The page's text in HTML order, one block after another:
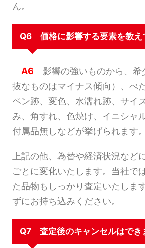
ん。
Q6 価格に影響する要素を教え
A6 影響の強いものから、希
抜なものはマイナス傾向）、べ
ペン跡、変色、水濡れ跡、サイ
み、角すれ、色焼け、イニシャ
付属品無しなどが挙げられます。
上記の他、為替や経済状況など
ごとに変化いたします。当社で
た品物もしっかり査定いたしま
ずにお持ち込みください。
Q7 査定後のキャンセルはでき